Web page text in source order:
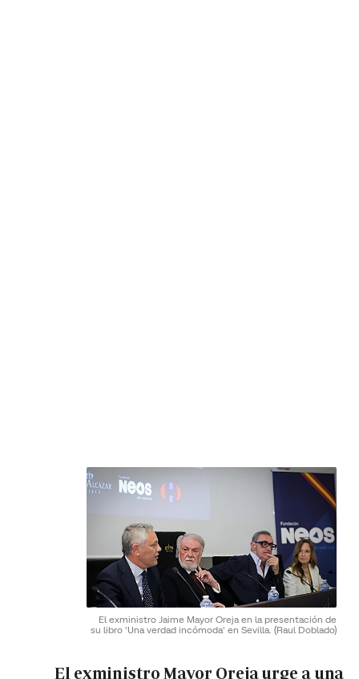
El exministro Jaime Mayor Oreja en la presentación de
su libro 'Una verdad incómoda' en Sevilla. (Raul Doblado)
El exministro Mayor Oreja urge a una